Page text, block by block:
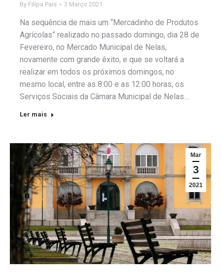
By Filipa Pais 3 Março 2021
Na sequência de mais um “Mercadinho de Produtos
Agrícolas” realizado no passado domingo, dia 28 de
Fevereiro, no Mercado Municipal de Nelas,
novamente com grande êxito, e que se voltará a
realizar em todos os próximos domingos, no
mesmo local, entre as 8:00 e as 12:00 horas, os
Serviços Sociais da Câmara Municipal de Nelas…
Ler mais
Mar
3
2021